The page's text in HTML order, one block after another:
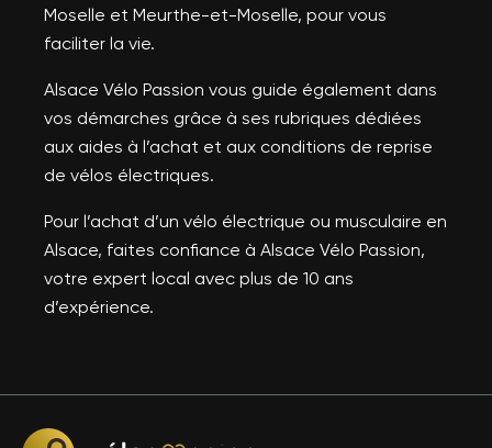
Moselle et Meurthe-et-Moselle, pour vous
faciliter la vie.
Alsace Vélo Passion vous guide également dans
vos démarches grâce à ses rubriques dédiées
aux aides à l’achat et aux conditions de reprise
de vélos électriques.
Pour l’achat d’un vélo électrique ou musculaire en
Alsace, faites confiance à Alsace Vélo Passion,
votre expert local avec plus de 10 ans
d’expérience.